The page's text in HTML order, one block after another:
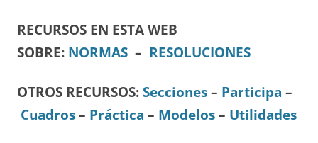
RECURSOS EN ESTA WEB
SOBRE: NORMAS – RESOLUCIONES
OTROS RECURSOS: Secciones – Participa –
Cuadros – Práctica – Modelos – Utilidades